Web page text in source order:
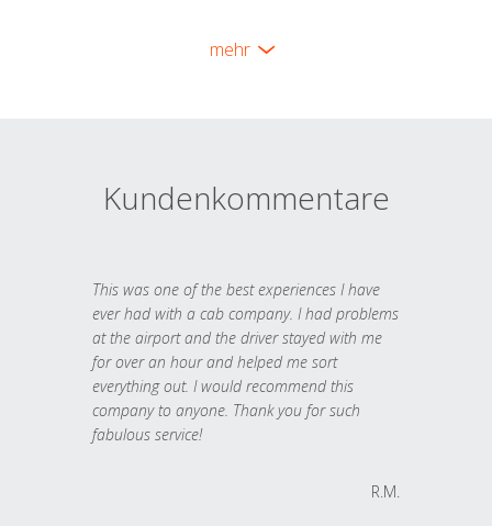
mehr
Kundenkommentare
This was one of the best experiences I have
ever had with a cab company. I had problems
at the airport and the driver stayed with me
for over an hour and helped me sort
everything out. I would recommend this
company to anyone. Thank you for such
fabulous service!
R.M.